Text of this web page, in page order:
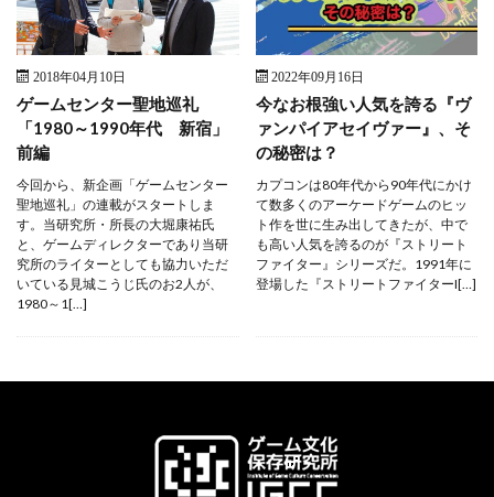
2018年04月10日
ゲームセンター聖地巡礼
「1980～1990年代 新宿」
前編
今回から、新企画「ゲームセンター
聖地巡礼」の連載がスタートしま
す。当研究所・所長の大堀康祐氏
と、ゲームディレクターであり当研
究所のライターとしても協力いただ
いている見城こうじ氏のお2人が、
1980～1[…]
2022年09月16日
今なお根強い人気を誇る『ヴ
ァンパイアセイヴァー』、そ
の秘密は？
カプコンは80年代から90年代にかけ
て数多くのアーケードゲームのヒッ
ト作を世に生み出してきたが、中で
も高い人気を誇るのが『ストリート
ファイター』シリーズだ。1991年に
登場した『ストリートファイターI[…]